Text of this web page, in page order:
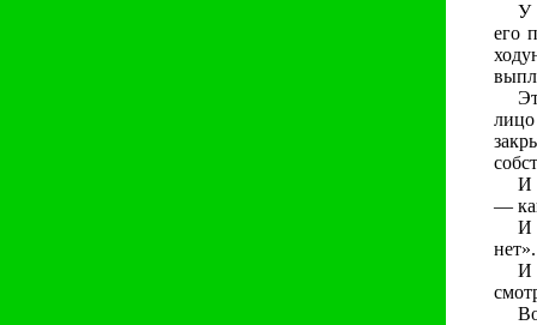
У
его
И
—
И
нет».
И